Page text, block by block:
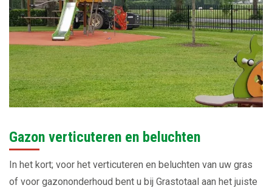
Gazon verticuteren en beluchten
In het kort; voor het verticuteren en beluchten van uw gras
of voor gazononderhoud bent u bij Grastotaal aan het juiste